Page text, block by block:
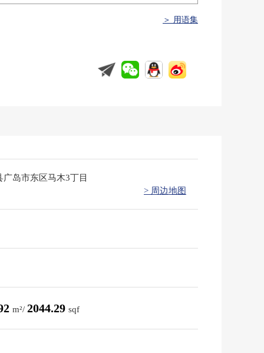
＞ 用语集
广岛市东区马木3丁目
> 周边地图
m²/ 2044.29 sqf